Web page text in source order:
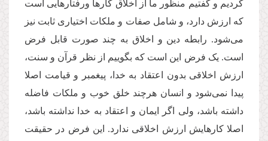
کردیم و گفتیم منظور ما از اخلاق کارها ورفتارهایی است
که ارزش دارد، و شامل صفات و ملکات اختیاری ثابت نیز
می‌شود. رابطه دین و اخلاق به چند صورت قابل فرض
است. یک فرض این است که بگوییم از نظر قرآن و سنت،
ارزش اخلاقی بدون اعتقاد به خدا، پیغمبر و قیامت اصلا
پیدا نمی‌شود و انسان هرچند خلق خوب و ملکات فاضله
داشته باشد، ولی اگر ایمان و اعتقاد به خدا نداشته باشد،
اصلا کارهایش ارزش اخلاقی ندارد. این فرض در حقیقت